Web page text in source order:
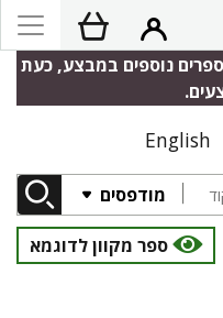
נוספים במבצע, כעת
English
מודפסים
ספר מקוון לדוגמא